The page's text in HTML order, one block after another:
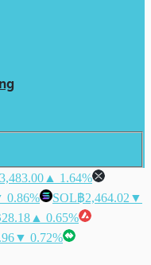
▲ 1.64%
0.86% SOL฿2,464.02 ▼
▲ 0.65%
▼ 0.72%